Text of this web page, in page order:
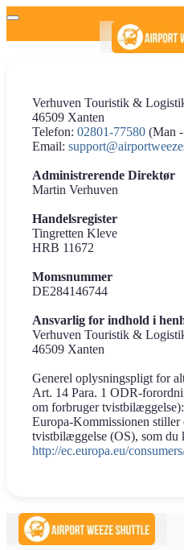
Verhuven Touristik &
46509 Xanten
Telefon: 02801-77580 (Man
Email:
Administrerende Direktør
Martin Verhuven
Handelsregister
Tingretten Kleve
HRB 11672
Momsnummer
DE284146744
Ansvarlig for indhold i
Verhuven Touristik &
46509 Xanten
Generel oplysningspligt for
Art. 14 Para. 1 ODR-
om forbruger tvistbilæggelse):
Europa-Kommissionen
tvistbilæggelse (OS), som du
http://ec.europa.eu/